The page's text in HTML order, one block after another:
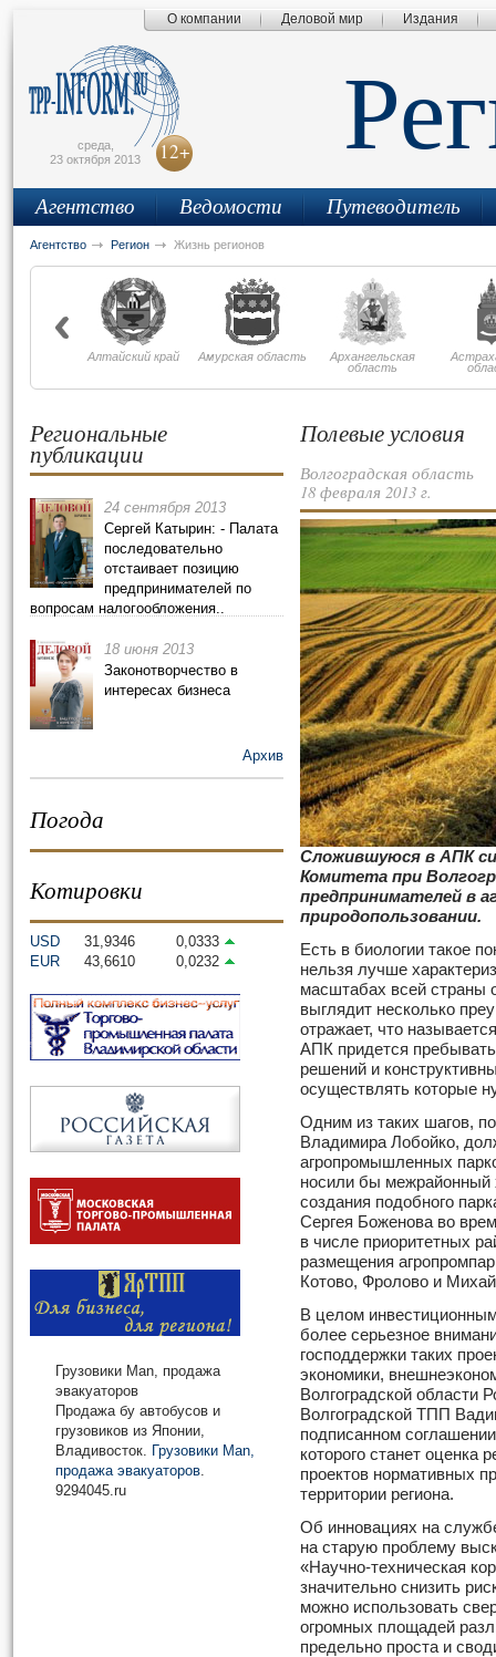
О компании Деловой мир Издания
среда,
23 октября 2013
12+
Агентство Ведомости Путеводитель
Агентство Регион Жизнь регионов
Алтайский край Амурская область
Архангельская
область
Региональные
публикации
24 сентября 2013
Сергей Катырин: - Палата
последовательно
отстаивает позицию
предпринимателей по
вопросам налогообложения..
18 июня 2013
Законотворчество в
интересах бизнеса
Архив
Погода
Котировки
USD 31,9346
0,0333
EUR
43,6610 0,0232
Грузовики Man, продажа
эвакуаторов
Продажа бу автобусов и
грузовиков из Японии,
Владивосток. Грузовики Man,
продажа эвакуаторов.
9294045.ru
Полевые условия
Волгоградская область
18 февраля 2013 г.
Сложившуюся в АПК
Комитета при
предпринимателей в
природопользовании.
Есть в биологии такое
нельзя лучше
масштабах всей страны
выглядит несколько
отражает, что
АПК придется
решений и
осуществлять которые
Одним из таких шагов,
Владимира Лобойко,
агропромышленных
носили бы межрайонный
создания подобного
Сергея Боженова во
в числе приоритетных
размещения
Котово, Фролово и
В целом
более серьезное
господдержки таких
экономики,
Волгоградской области
Волгоградской ТПП
подписанном
которого станет оценка
проектов нормативных
территории региона.
Об инновациях на
на старую проблему
«Научно-техническая
значительно снизить
можно использовать
огромных площадей
предельно проста и